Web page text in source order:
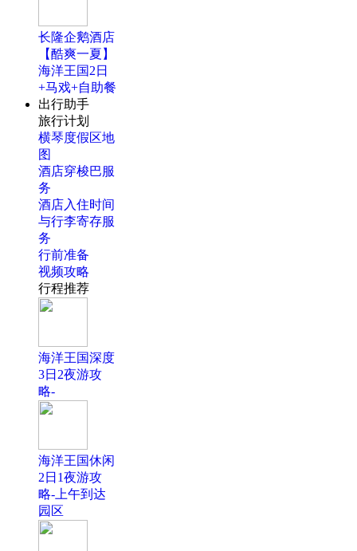
长隆企鹅酒店
【酷爽一夏】
海洋王国2日
+马戏+自助餐
出行助手
旅行计划
横琴度假区地
图
酒店穿梭巴服
务
酒店入住时间
与行李寄存服
务
行前准备
视频攻略
行程推荐
海洋王国深度
3日2夜游攻
略-
海洋王国休闲
2日1夜游攻
略-上午到达
园区